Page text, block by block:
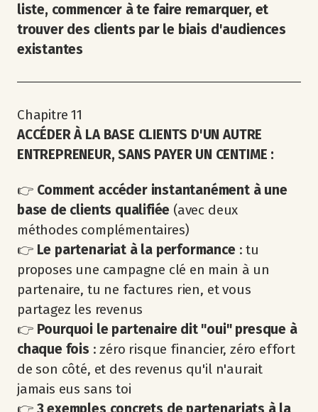
liste, commencer à te faire remarquer, et
trouver des clients par le biais d'audiences
existantes
Chapitre 11
ACCÉDER À LA BASE CLIENTS D'UN AUTRE
ENTREPRENEUR, SANS PAYER UN CENTIME :
👉 Comment accéder instantanément à une
base de clients qualifiée (avec deux
méthodes complémentaires)
👉 Le partenariat à la performance : tu
proposes une campagne clé en main à un
partenaire, tu ne factures rien, et vous
partagez les revenus
👉 Pourquoi le partenaire dit "oui" presque à
chaque fois : zéro risque financier, zéro effort
de son côté, et des revenus qu'il n'aurait
jamais eus sans toi